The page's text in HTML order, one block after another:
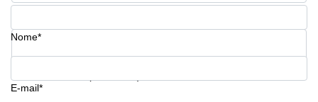
a
Affitto
Sale
a
Firenze
Numero di telefono*
Nome*
E-mail*